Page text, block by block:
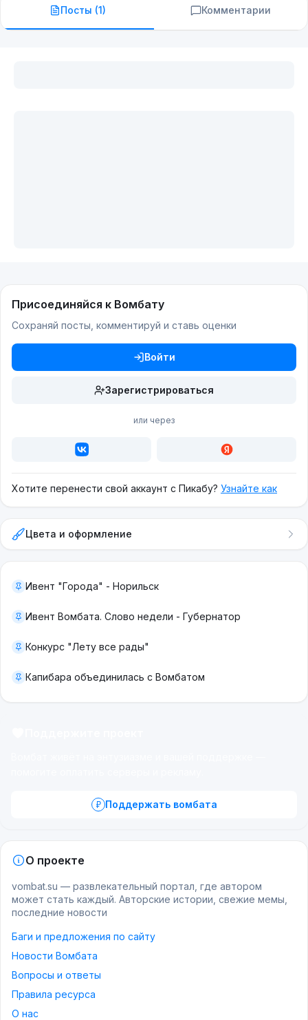
Посты (1) Комментарии
Присоединяйся к Вомбату
Сохраняй посты, комментируй и ставь оценки
Войти
Зарегистрироваться
или через
Хотите перенести свой аккаунт с Пикабу? Узнайте как
Цвета и оформление
Ивент "Города" - Норильск
Ивент Вомбата. Слово недели - Губернатор
Конкурс "Лету все рады"
Капибара объединилась с Вомбатом
Поддержать вомбата
О проекте
vombat.su — развлекательный портал, где автором
может стать каждый. Авторские истории, свежие мемы,
последние новости
Баги и предложения по сайту
Новости Вомбата
Вопросы и ответы
Правила ресурса
О нас